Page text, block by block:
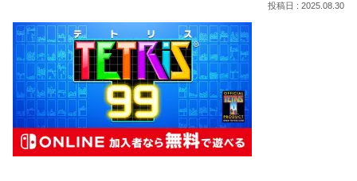
2025.08.30